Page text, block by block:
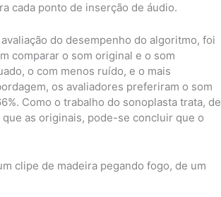
cada ponto de inserção de áudio.
do desempenho do algoritmo, foi
comparar o som original e o som
o com menos ruído, e o mais
os avaliadores preferiram o som
Como o trabalho do sonoplasta trata, de
as originais, pode-se concluir que o
clipe de madeira pegando fogo, de um